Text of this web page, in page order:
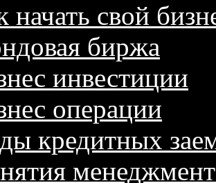
начать свой
биржа
инвестиции
операции
кредитных